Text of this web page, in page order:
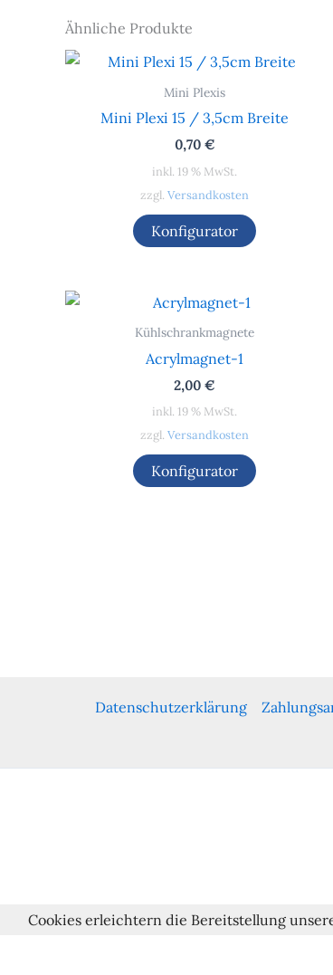
Ähnliche Produkte
Mini Plexis
Mini Plexi 15 / 3,5cm Breite
0,70 €
inkl. 19 % MwSt.
zzgl. Versandkosten
Konfigurator
Kühlschrankmagnete
Acrylmagnet-1
2,00 €
inkl. 19 % MwSt.
zzgl. Versandkosten
Konfigurator
Datenschutzerklärung
Cookies erleichtern die Bereitstellung